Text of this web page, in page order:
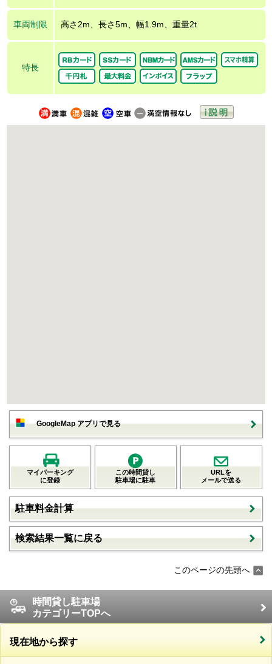
車両制限 高さ2m、長さ5m、幅1.9m、重量2t
特長
GoogleMap アプリで見る
マイパーキング
に登録
この時間貸し
駐車場に駐車
URLを
メールで送る
駐車料金計算
検索結果一覧に戻る
このページの先頭へ
時間貸し駐車場
カテゴリーTOPへ
現在地から探す